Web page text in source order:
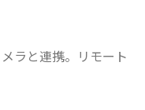
ラと連携。リモート